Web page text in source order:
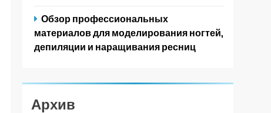
Обзор профессиональных
материалов для моделирования ногтей,
депиляции и наращивания ресниц
Архив